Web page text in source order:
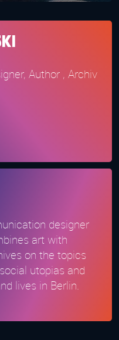
Author , Archiv
designer
art with
on the topics
utopias and
lives in Berlin.